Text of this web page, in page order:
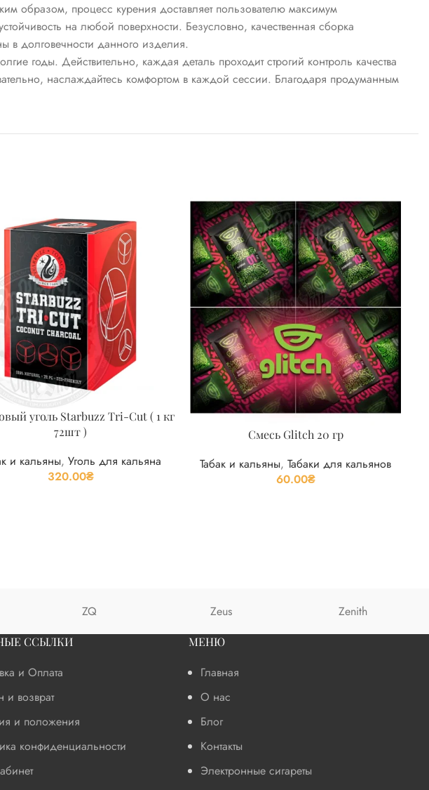
образом, процесс курения доставляет пользователю максимум
на любой поверхности. Безусловно, качественная сборка
в долговечности данного изделия.
годы. Действительно, каждая деталь проходит строгий контроль качества
наслаждайтесь комфортом в каждой сессии. Благодаря продуманным
уголь Starbuzz Tri-Cut ( 1 кг
72шт )
и кальяны, Уголь для кальяна
320.00₴
Смесь Glitch 20 гр
Табак и кальяны, Табаки для кальянов
60.00₴
ZQ Zeus Zenith
ССЫЛКИ
и Оплата
возврат
и положения
конфиденциальности
МЕНЮ
Главная
О нас
Блог
Контакты
Электронные сигареты